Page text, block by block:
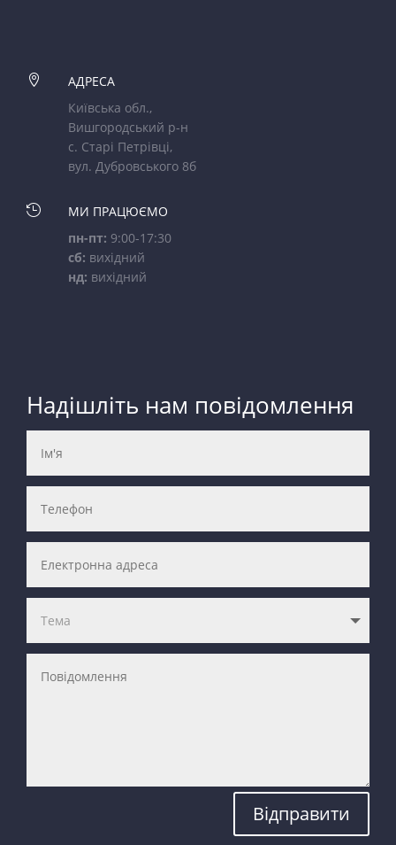

АДРЕСА
Київська обл.,
Вишгородський р-н
с. Старі Петрівці,
вул. Дубровського 8б

МИ ПРАЦЮЄМО
пн-пт: 9:00-17:30
сб: вихідний
нд: вихідний
Надішліть нам повідомлення
Відправити